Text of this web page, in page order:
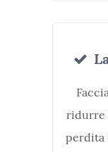
ridurre
perdita